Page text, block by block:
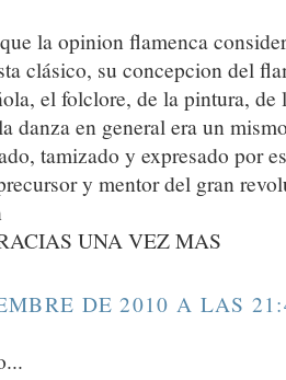
la opinion flamenca
clásico, su concepcion del
el folclore, de la pintura, de
danza en general era un
tamizado y expresado por
y mentor del gran
UNA VEZ MAS
DE 2010 A LAS